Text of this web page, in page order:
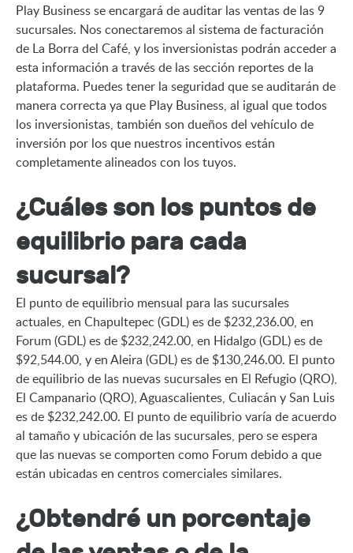
Play Business se encargará de auditar las ventas de las 9
sucursales. Nos conectaremos al sistema de facturación
de La Borra del Café, y los inversionistas podrán acceder a
esta información a través de las sección reportes de la
plataforma. Puedes tener la seguridad que se auditarán de
manera correcta ya que Play Business, al igual que todos
los inversionistas, también son dueños del vehículo de
inversión por los que nuestros incentivos están
completamente alineados con los tuyos.
¿Cuáles son los puntos de
equilibrio para cada
sucursal?
El punto de equilibrio mensual para las sucursales
actuales, en Chapultepec (GDL) es de $232,236.00, en
Forum (GDL) es de $232,242.00, en Hidalgo (GDL) es de
$92,544.00, y en Aleira (GDL) es de $130,246.00. El punto
de equilibrio de las nuevas sucursales en El Refugio (QRO),
El Campanario (QRO), Aguascalientes, Culiacán y San Luis
es de $232,242.00. El punto de equilibrio varía de acuerdo
al tamaño y ubicación de las sucursales, pero se espera
que las nuevas se comporten como Forum debido a que
están ubicadas en centros comerciales similares.
¿Obtendré un porcentaje